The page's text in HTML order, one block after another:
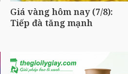
Giá vàng hôm nay (7/8):
Tiếp đà tăng mạnh